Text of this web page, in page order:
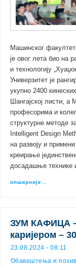
Машинског
је овог лета био на
и технологију
Универзитет је
укупно 2400
Шангајској листи,
професорима и
структурне методе
Intelligent Design
на развоју и
креирање
досадашње технике
опширније…
ЗУМ КАФИЦА
каријером –
23.08.2024 - 08:11
Обавештења и